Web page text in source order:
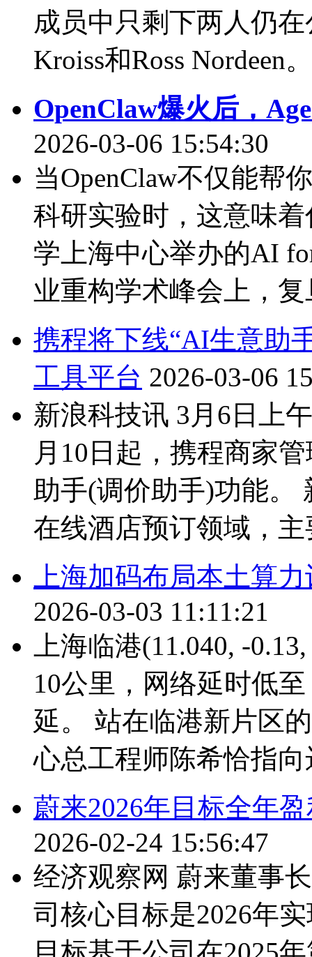
成员中只剩下两人仍
Kroiss和Ross Nordeen
OpenClaw爆火后，
2026-03-06 15:54:30
当OpenClaw不仅能帮
科研实验时，这意味
学上海中心举办的AI
业重构学术峰会上，
携程将下线“AI生意助
工具平台 2026-03-06
新浪科技讯 3月6日上
月10日起，携程商家
助手(调价助手)功能。
在线酒店预订领域，
上海加码布局本土算
2026-03-03 11:11:21
上海临港(11.040, -
10公里，网络延时低
延。 站在临港新片区
心总工程师陈希恰指
蔚来2026年目标全年
2026-02-24 15:56:47
经济观察网 蔚来董事
司核心目标是2026年